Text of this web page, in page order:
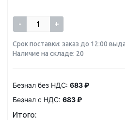
- +
Срок поставки: заказ до 12:00
Наличие на складе: 20
Безнал без НДС: 683 ₽
Безнал с НДС: 683 ₽
Итого: